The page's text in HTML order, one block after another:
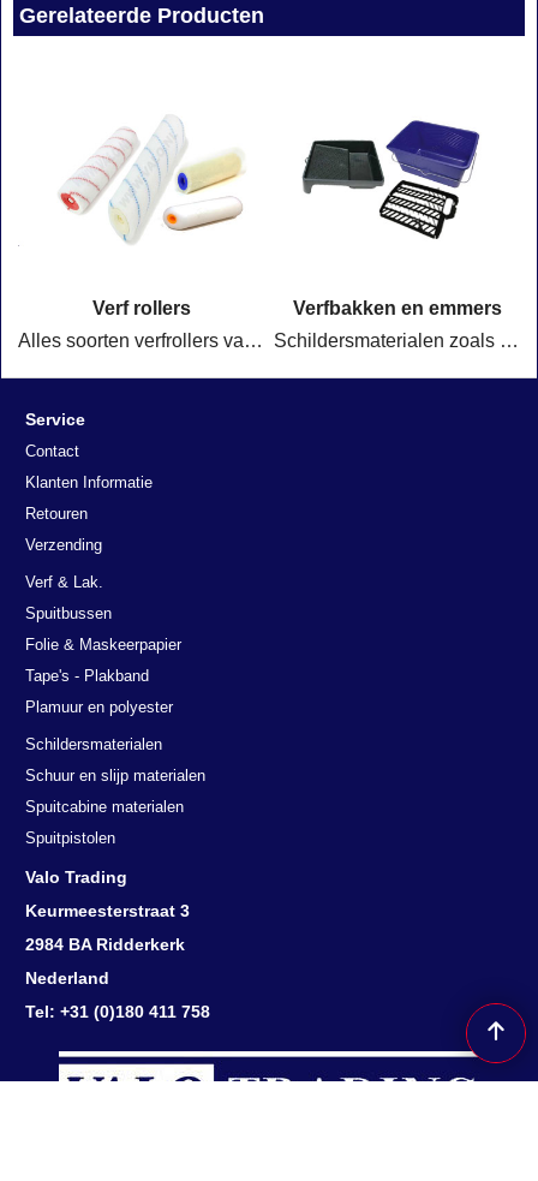
Gerelateerde Producten
Verf rollers
Alles soorten verfrollers van 5 cm breed tot 100 cm breed voor alle toepassingen, ook 2 komponenten rollers voor vloerverven.
Verfbakken en emmers
Schildersmaterialen zoals verfbakjes, verfroosters & verfemmers
Service
Contact
Klanten Informatie
Retouren
Verzending
Verf & Lak.
Spuitbussen
Folie & Maskeerpapier
Tape's - Plakband
Plamuur en polyester
Schildersmaterialen
Schuur en slijp materialen
Spuitcabine materialen
Spuitpistolen
Valo Trading
Keurmeesterstraat 3
2984 BA Ridderkerk
Nederland
Tel: +31 (0)180 411 758